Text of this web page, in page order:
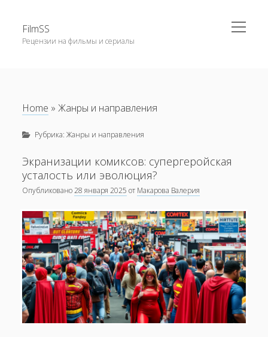
FilmSS
Рецензии на фильмы и сериалы
открыть
меню
Обзор фильмов на Каннском кинофестивале 2025
года
Как Питер Джексон изменил мировое восприятие кино
по мотивам фэнтези
Чем уникален подход к съемкам в «мокьюментари»?
Как меняется взгляд на насилие в кино
Почему фильмы о семье и детях не теряют своей
Home »Жанры и направления
Рубрика:Жанры и направления
Экранизации комиксов: супергеройская
усталость или эволюция?
Опубликовано28 января 2025 от Макарова Валерия